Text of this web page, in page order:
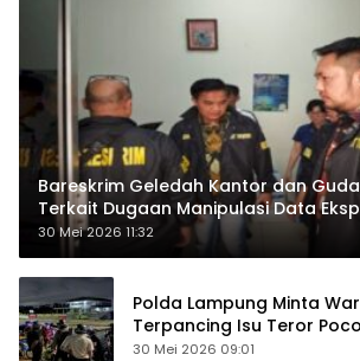
Bareskrim Geledah Kantor dan
Terkait Dugaan Manipulasi Data
30 Mei 2026 11:32
Polda Lampung Minta
Terpancing Isu Teror
Keamanan Ditingkatkan
30 Mei 2026 09:01